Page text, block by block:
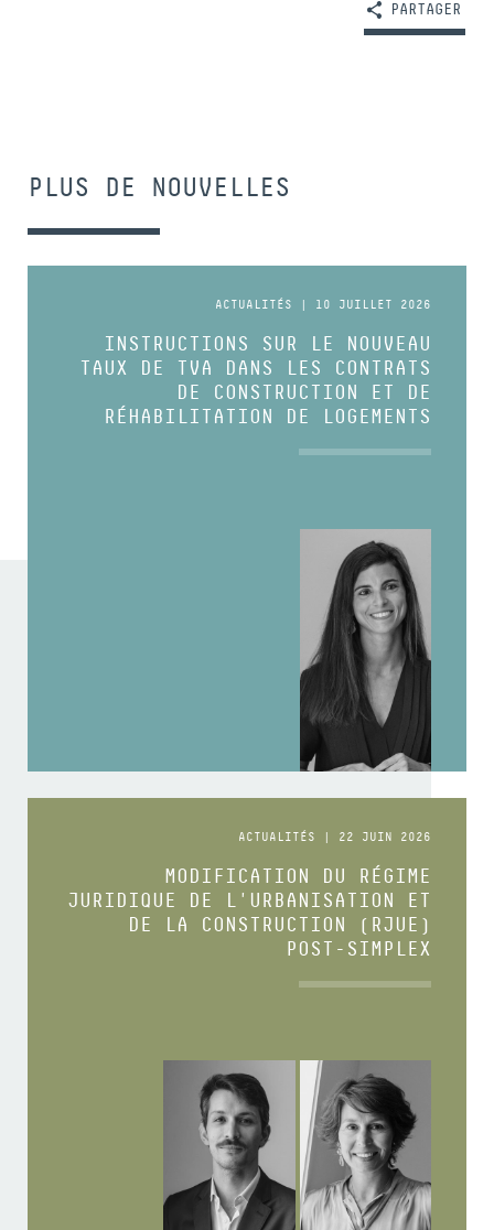
PARTAGER
PLUS DE NOUVELLES
ACTUALITÉS | 10 JUILLET 2026
INSTRUCTIONS SUR LE NOUVEAU
TAUX DE TVA DANS LES CONTRATS
DE CONSTRUCTION ET DE
RÉHABILITATION DE LOGEMENTS
ACTUALITÉS | 22 JUIN 2026
MODIFICATION DU RÉGIME
JURIDIQUE DE L'URBANISATION ET
DE LA CONSTRUCTION (RJUE)
POST-SIMPLEX